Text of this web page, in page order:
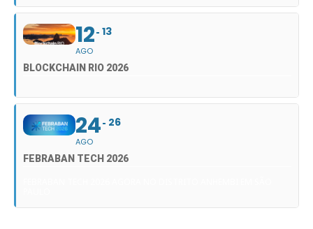
12
AGO
13
BLOCKCHAIN RIO 2026
24
AGO
26
FEBRABAN TECH 2026